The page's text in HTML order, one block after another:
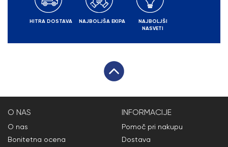
HITRA DOSTAVA NAJBOLJŠA EKIPA
NAJBOLJŠI
NASVETI
O NAS
O nas
Bonitetna ocena
INFORMACIJE
Pomoč pri nakupu
Dostava